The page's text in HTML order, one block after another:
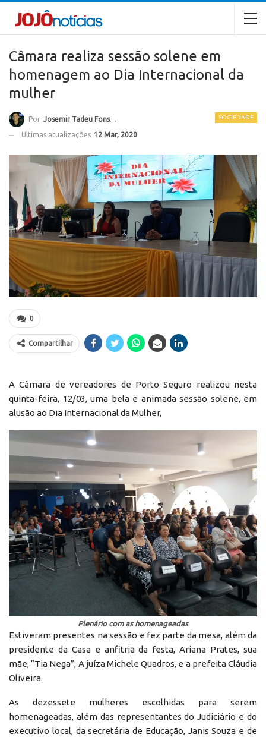
Câmara realiza sessão solene em
homenagem ao Dia Internacional da
mulher
SOCIEDADE
Por Josemir Tadeu Fonseca
Ultimas atualizações 12 Mar, 2020
0
Compartilhar
A Câmara de vereadores de Porto Seguro realizou nesta
quinta-feira, 12/03, uma bela e animada sessão solene, em
alusão ao Dia Internacional da Mulher,
Plenário com as homenageadas
Estiveram presentes na sessão e fez parte da mesa, além da
presidente da Casa e anfitriã da festa, Ariana Prates, sua
mãe, “Tia Nega”; A juíza Michele Quadros, e a prefeita Cláudia
Oliveira.
As dezessete mulheres escolhidas para serem
homenageadas, além das representantes do Judiciário e do
executivo local, da secretária de Educação, Janis Souza e de